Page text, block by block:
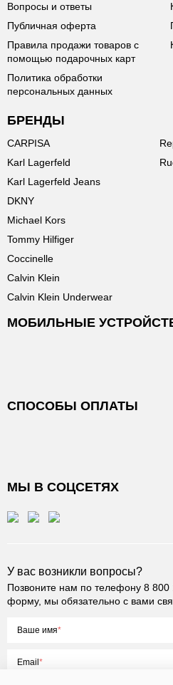
Вопросы и ответы
Публичная оферта
Правила продажи товаров с
помощью подарочных карт
Политика обработки
персональных данных
БРЕНДЫ
CARPISA
Karl Lagerfeld
Karl Lagerfeld Jeans
DKNY
Michael Kors
Tommy Hilfiger
Coccinelle
Calvin Klein
Calvin Klein Underwear
МОБИЛЬНЫЕ
СПОСОБЫ ОПЛАТЫ
МЫ В СОЦСЕТЯХ
У вас возникли вопросы?
Позвоните нам по телефону 8 800
форму, мы обязательно с вами
Ваше имя
Email